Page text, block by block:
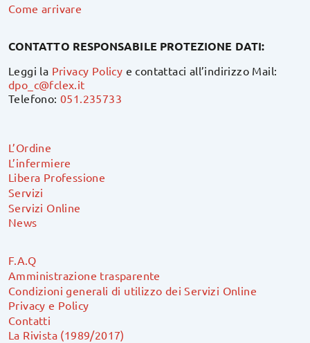
Come arrivare
CONTATTO RESPONSABILE PROTEZIONE DATI:
Leggi la Privacy Policy e contattaci all’indirizzo Mail:
dpo_c@fclex.it
Telefono:051.235733
L’Ordine
L’infermiere
Libera Professione
Servizi
Servizi Online
News
F.A.Q
Amministrazione trasparente
Condizioni generali di utilizzo dei Servizi Online
Privacy e Policy
Contatti
La Rivista (1989/2017)